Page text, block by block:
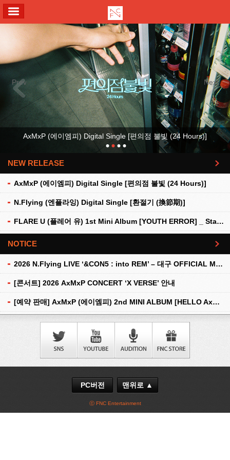
Previous Next
AxMxP (에이엠피) Digital Single [편의점 불빛 (24 Hours)]
NEW RELEASE
AxMxP (에이엠피) Digital Single [편의점 불빛 (24 Hours)]
N.Flying (엔플라잉) Digital Single [환절기 (換節期)]
FLARE U (플레어 유) 1st Mini Album [YOUTH ERROR] _ Stationery Kit Ver.
더보기
NOTICE
2026 N.Flying LIVE ‘&CON5 : into REM’ – 대구 OFFICIAL MD 현장 판매 안내
[콘서트] 2026 AxMxP CONCERT ‘X VERSE’ 안내
[예약 판매] AxMxP (에이엠피) 2nd MINI ALBUM [HELLO AxMxP] 예약 판매 안내
더보기
PC버전 맨위로 ▲
ⓒ FNC Entertainment